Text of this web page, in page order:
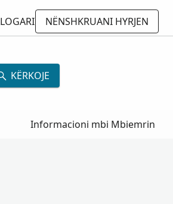
NËNSHKRUANI HYRJEN
KËRKOJE
Informacioni mbi Mbiemrin